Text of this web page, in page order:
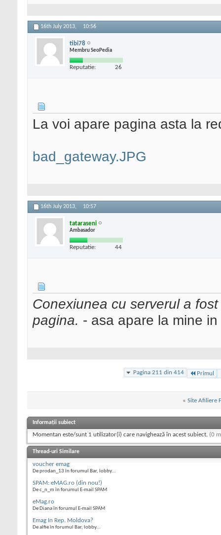
16th July 2013, 10:56
tibi78
Membru SeoPedia
Reputatie: 26
La voi apare pagina asta la
bad_gateway.JPG
16th July 2013, 10:57
tataraseni
Ambasador
Reputatie: 44
Conexiunea cu serverul a
pagina. - asa apare la mine
Pagina 211 din 414 Primul
« Site Afiliere
Informații subiect
Momentan este/sunt 1 utilizator(i) care navighează în acest subiect. (0
Thread-uri Similare
voucher emag
De prodan_13 în forumul Bar, lobby...
SPAM: eMAG.ro (din nou!)
De c_n_m în forumul E-mail SPAM
eMag.ro
De Diana în forumul E-mail SPAM
Emag In Rep. Moldova?
De alfie în forumul Bar, lobby...